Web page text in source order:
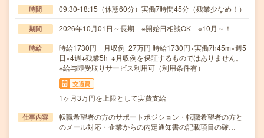
時間 09:30-18:15（休憩60分）実働7時間45分（残業少なめ！）
期間 2026年10月01日～長期 ※開始日相談OK ※10月～！
時給
時給1730円 月収例 27万円 時給1730円×実働7h45m×週5
日×4週+残業5h ※月収例を保証するものではありません。
※給与即受取りサービス利用可（利用条件有）
交通費
1ヶ月3万円を上限として実費支給
仕事内容
転職希望者の方のサポートポジション・転職希望者の方と
のメール対応・企業からの内定通知書の記載項目の確…